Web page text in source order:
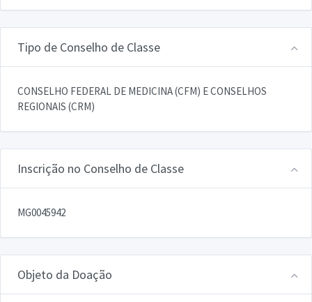
Tipo de Conselho de Classe
CONSELHO FEDERAL DE MEDICINA (CFM) E CONSELHOS
REGIONAIS (CRM)
Inscrição no Conselho de Classe
MG0045942
Objeto da Doação